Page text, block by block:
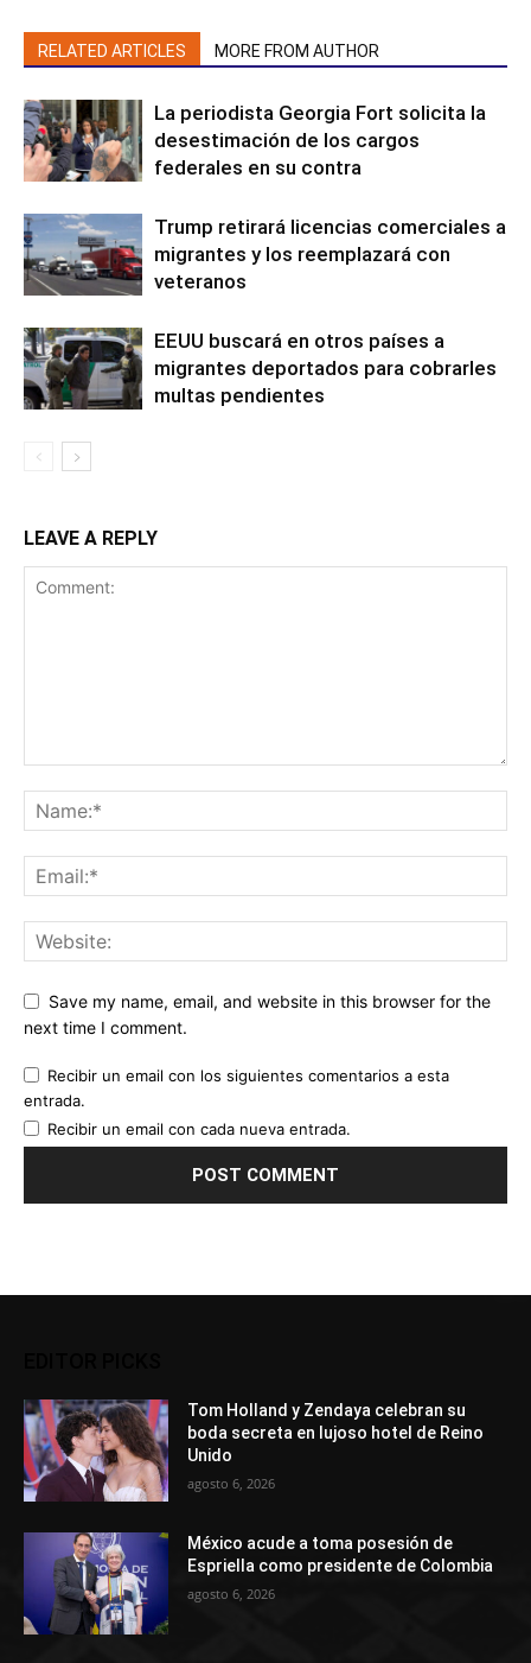
RELATED ARTICLES MORE FROM AUTHOR
La periodista Georgia Fort solicita la
desestimación de los cargos
federales en su contra
Trump retirará licencias comerciales a
migrantes y los reemplazará con
veteranos
EEUU buscará en otros países a
migrantes deportados para cobrarles
multas pendientes
LEAVE A REPLY
Save my name, email, and website in this browser for the
next time I comment.
Recibir un email con los siguientes comentarios a esta
entrada.
Recibir un email con cada nueva entrada.
Tom Holland y Zendaya celebran su
boda secreta en lujoso hotel de Reino
Unido
agosto 6, 2026
México acude a toma posesión de
Espriella como presidente de Colombia
agosto 6, 2026